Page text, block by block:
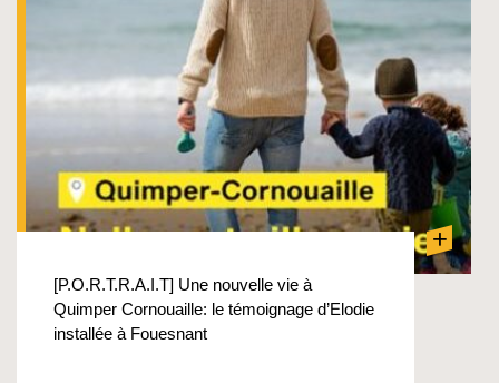
+
[P.O.R.T.R.A.I.T] Une nouvelle vie à
Quimper Cornouaille: le témoignage d’Elodie
installée à Fouesnant